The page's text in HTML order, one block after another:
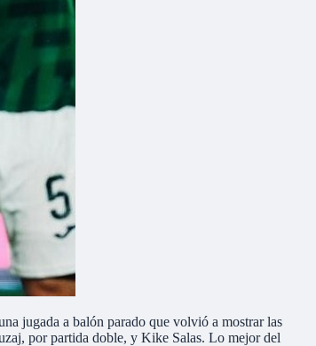
jugada a balón parado que volvió a mostrar las
por partida doble, y Kike Salas. Lo mejor del